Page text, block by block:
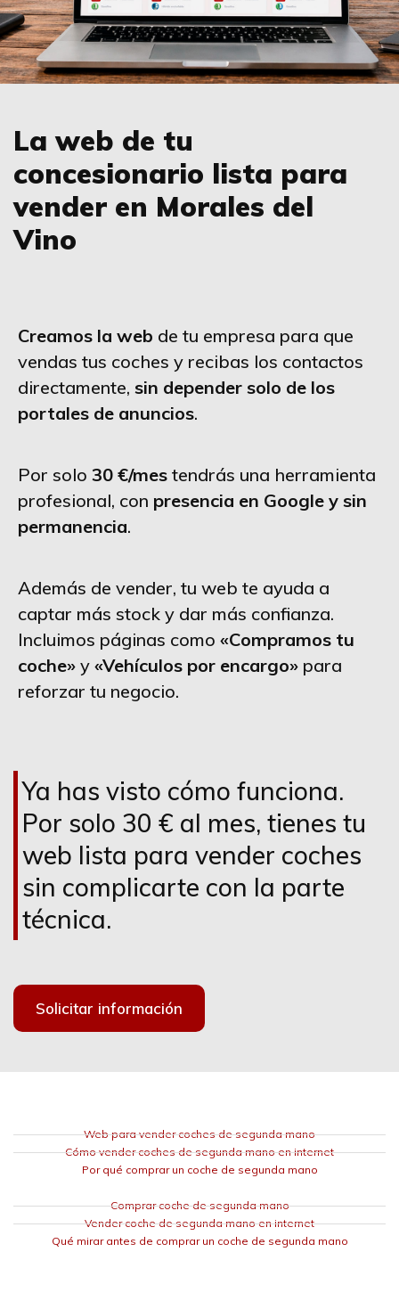
La web de tu
concesionario lista para
vender en Morales del
Vino
Creamos la web de tu empresa para que
vendas tus coches y recibas los contactos
directamente, sin depender solo de los
portales de anuncios.
Por solo 30 €/mes tendrás una herramienta
profesional, con presencia en Google y sin
permanencia.
Además de vender, tu web te ayuda a
captar más stock y dar más confianza.
Incluimos páginas como «Compramos tu
coche» y «Vehículos por encargo» para
reforzar tu negocio.
Ya has visto cómo funciona.
Por solo 30 € al mes, tienes tu
web lista para vender coches
sin complicarte con la parte
técnica.
Solicitar información
Web para vender coches de segunda mano
Cómo vender coches de segunda mano en internet
Por qué comprar un coche de segunda mano
Comprar coche de segunda mano
Vender coche de segunda mano en internet
Qué mirar antes de comprar un coche de segunda mano